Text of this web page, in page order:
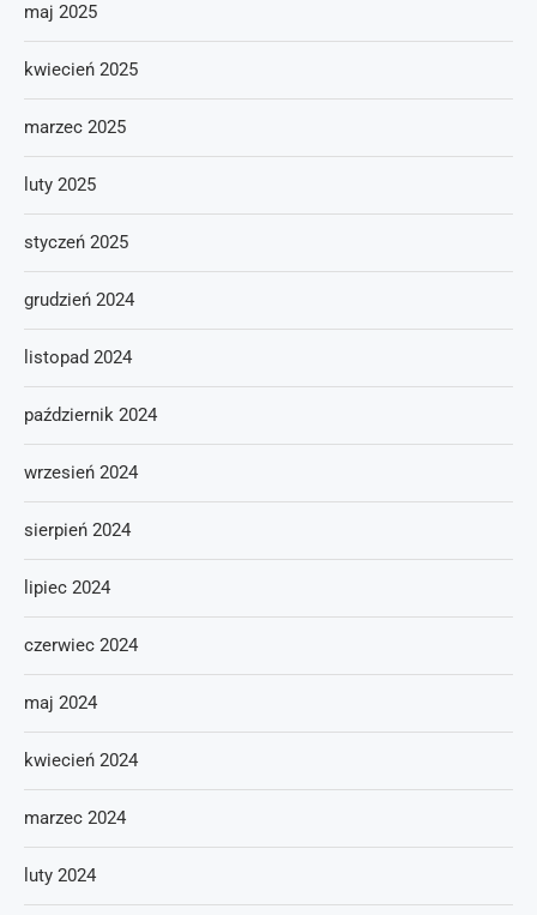
maj 2025
kwiecień 2025
marzec 2025
luty 2025
styczeń 2025
grudzień 2024
listopad 2024
październik 2024
wrzesień 2024
sierpień 2024
lipiec 2024
czerwiec 2024
maj 2024
kwiecień 2024
marzec 2024
luty 2024